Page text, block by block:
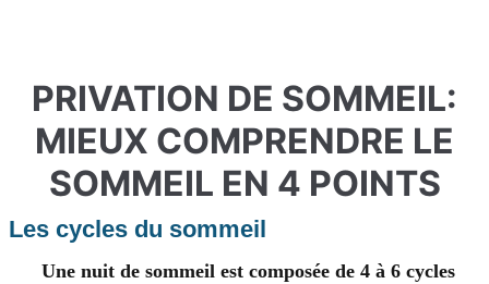
PRIVATION DE SOMMEIL:
MIEUX COMPRENDRE LE
SOMMEIL EN 4 POINTS
Les cycles du sommeil
Une nuit de sommeil est composée de 4 à 6 cycles